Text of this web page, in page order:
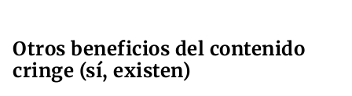
Otros beneficios del contenido
cringe (sí, existen)